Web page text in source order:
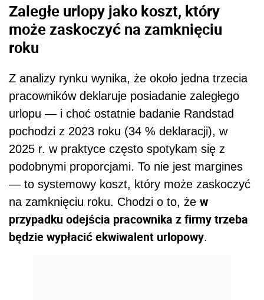
Zaległe urlopy jako koszt, który
może zaskoczyć na zamknięciu
roku
Z analizy rynku wynika, że około jedna trzecia
pracowników deklaruje posiadanie zaległego
urlopu — i choć ostatnie badanie Randstad
pochodzi z 2023 roku (34 % deklaracji), w
2025 r. w praktyce często spotykam się z
podobnymi proporcjami. To nie jest margines
— to systemowy koszt, który może zaskoczyć
na zamknięciu roku. Chodzi o to, że w
przypadku odejścia pracownika z firmy trzeba
będzie wypłacić ekwiwalent urlopowy.